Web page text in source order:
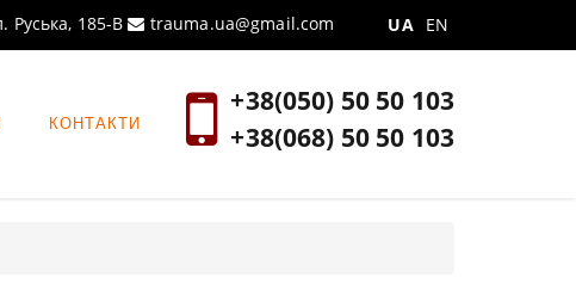
UA EN
Руська, 185-В trauma.ua@gmail.com
КОНТАКТИ
+38(050) 50 50 103
+38(068) 50 50 103